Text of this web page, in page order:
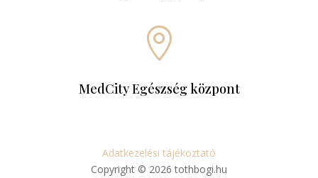

MedCity Egészség központ
Adatkezelési tájékoztató
Copyright © 2026 tothbogi.hu